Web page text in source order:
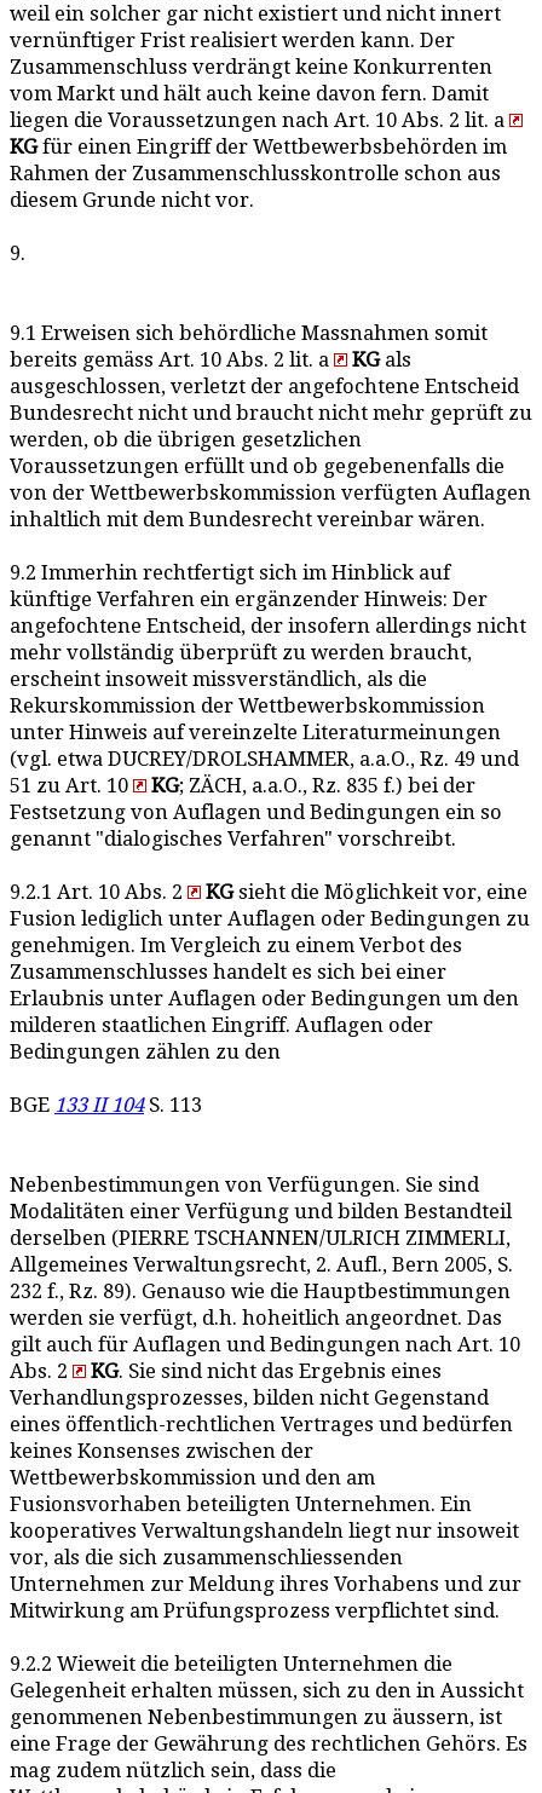
weil ein solcher gar nicht existiert und nicht innert
vernünftiger Frist realisiert werden kann. Der
Zusammenschluss verdrängt keine Konkurrenten
vom Markt und hält auch keine davon fern. Damit
liegen die Voraussetzungen nach Art. 10 Abs. 2 lit. a
KGfür einen Eingriff der Wettbewerbsbehörden im
Rahmen der Zusammenschlusskontrolle schon aus
diesem Grunde nicht vor.
9.
9.1 Erweisen sich behördliche Massnahmen somit
bereits gemäss Art. 10 Abs. 2 lit. a
KGals
ausgeschlossen, verletzt der angefochtene Entscheid
Bundesrecht nicht und braucht nicht mehr geprüft zu
werden, ob die übrigen gesetzlichen
Voraussetzungen erfüllt und ob gegebenenfalls die
von der Wettbewerbskommission verfügten Auflagen
inhaltlich mit dem Bundesrecht vereinbar wären.
9.2 Immerhin rechtfertigt sich im Hinblick auf
künftige Verfahren ein ergänzender Hinweis: Der
angefochtene Entscheid, der insofern allerdings nicht
mehr vollständig überprüft zu werden braucht,
erscheint insoweit missverständlich, als die
Rekurskommission der Wettbewerbskommission
unter Hinweis auf vereinzelte Literaturmeinungen
(vgl. etwa DUCREY/DROLSHAMMER, a.a.O., Rz. 49 und
51 zu Art. 10
KG; ZÄCH, a.a.O., Rz. 835 f.) bei der
Festsetzung von Auflagen und Bedingungen ein so
genannt "dialogisches Verfahren" vorschreibt.
9.2.1 Art. 10 Abs. 2 KGsieht die Möglichkeit vor, eine
Fusion lediglich unter Auflagen oder Bedingungen zu
genehmigen. Im Vergleich zu einem Verbot des
Zusammenschlusses handelt es sich bei einer
Erlaubnis unter Auflagen oder Bedingungen um den
milderen staatlichen Eingriff. Auflagen oder
Bedingungen zählen zu den
BGE 133 II 104S. 113
Nebenbestimmungen von Verfügungen. Sie sind
Modalitäten einer Verfügung und bilden Bestandteil
derselben (PIERRE TSCHANNEN/ULRICH ZIMMERLI,
Allgemeines Verwaltungsrecht, 2. Aufl., Bern 2005, S.
232 f., Rz. 89). Genauso wie die Hauptbestimmungen
werden sie verfügt, d.h. hoheitlich angeordnet. Das
gilt auch für Auflagen und Bedingungen nach Art. 10
Abs. 2
KG. Sie sind nicht das Ergebnis eines
Verhandlungsprozesses, bilden nicht Gegenstand
eines öffentlich-rechtlichen Vertrages und bedürfen
keines Konsenses zwischen der
Wettbewerbskommission und den am
Fusionsvorhaben beteiligten Unternehmen. Ein
kooperatives Verwaltungshandeln liegt nur insoweit
vor, als die sich zusammenschliessenden
Unternehmen zur Meldung ihres Vorhabens und zur
Mitwirkung am Prüfungsprozess verpflichtet sind.
9.2.2 Wieweit die beteiligten Unternehmen die
Gelegenheit erhalten müssen, sich zu den in Aussicht
genommenen Nebenbestimmungen zu äussern, ist
eine Frage der Gewährung des rechtlichen Gehörs. Es
mag zudem nützlich sein, dass die